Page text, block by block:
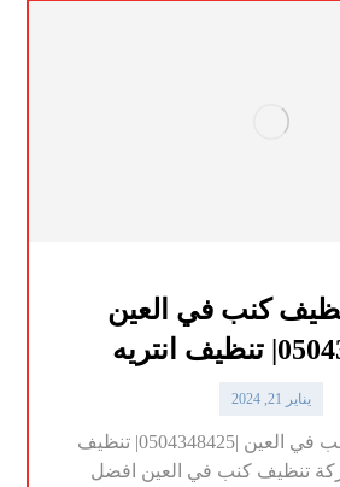
كنب في العين
يناير 21, 2024
شركة تنظيف كنب في العين |0504348425| تنظيف
تنظيف كنب في العين افضل